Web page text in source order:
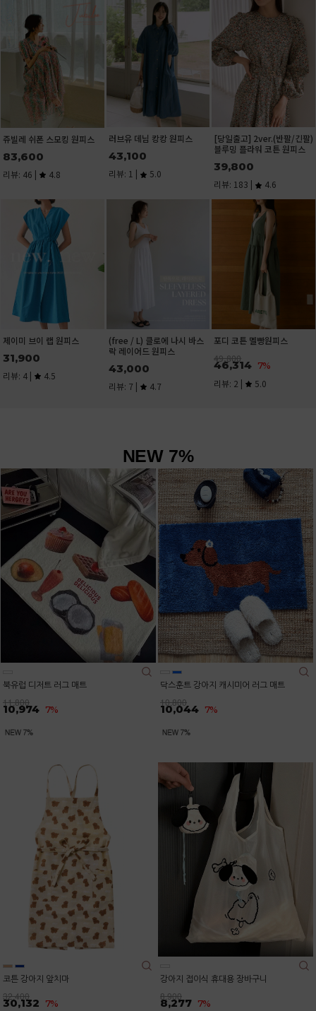
/긴팔)
[당일발송]치즈인더 포켓 셔
츠
28,900
리뷰: 33 |
화사한 그린플라워 소매레이
스 반팔 티셔츠[size:F(55-통
29,400
큐브 스퀘어넥 반
15,600
리뷰: 1 | 5.0
기본 U넥 린넨 나시(린넨
55%)
8,900
리뷰: 1 |
U넥 트임 반팔 티셔츠
[노출걱정
편한 골지 나시탑
11,200
NEW 7%
북유럽 디저트 러그 매트
11,800
10,974 7%
닥스훈트 강아지 캐시미어 러그 매트
10,800
10,044 7%
코튼 강아지 앞치마
32,400
30,132 7%
강아지 접이식 휴대용 장바구니
8,900
8,277 7%